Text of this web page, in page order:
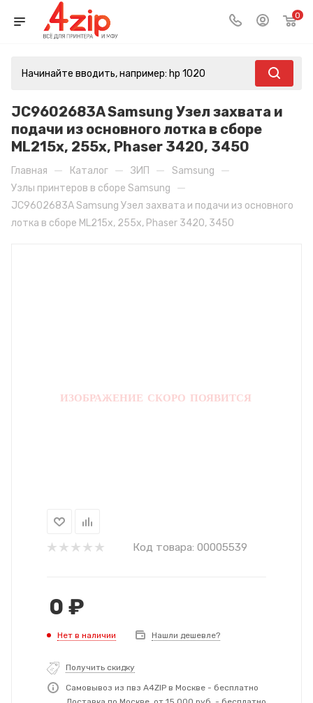
0
JC9602683A Samsung Узел захвата и
подачи из основного лотка в сборе
ML215x, 255x, Phaser 3420, 3450
Главная — Каталог — ЗИП — Samsung —
Узлы принтеров в сборе Samsung —
JC9602683A Samsung Узел захвата и подачи из основного
лотка в сборе ML215x, 255x, Phaser 3420, 3450
Код товара: 00005539
0 ₽
Нет в наличии Нашли дешевле?
Получить скидку
Самовывоз из пвз A4ZIP в Москве - бесплатно